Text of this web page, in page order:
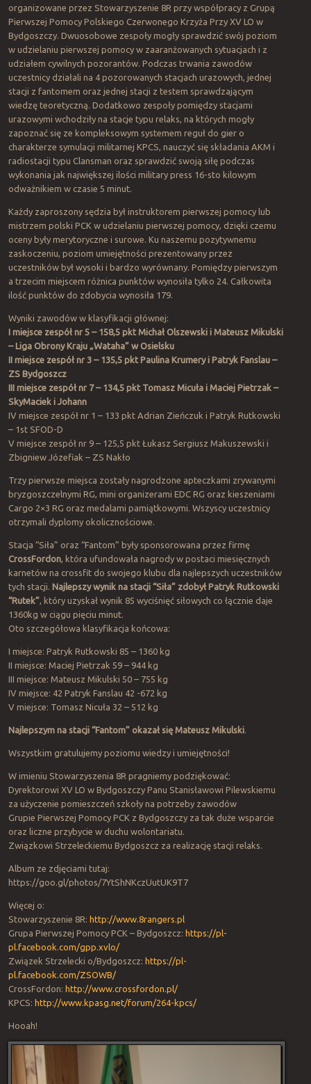
organizowane przez Stowarzyszenie 8R przy współpracy z Grupą
Pierwszej Pomocy Polskiego Czerwonego Krzyża Przy XV LO w
Bydgoszczy. Dwuosobowe zespoły mogły sprawdzić swój poziom
w udzielaniu pierwszej pomocy w zaaranżowanych sytuacjach i z
udziałem cywilnych pozorantów. Podczas trwania zawodów
uczestnicy działali na 4 pozorowanych stacjach urazowych, jednej
stacji z fantomem oraz jednej stacji z testem sprawdzającym
wiedzę teoretyczną. Dodatkowo zespoły pomiędzy stacjami
urazowymi wchodziły na stacje typu relaks, na których mogły
zapoznać się ze kompleksowym systemem reguł do gier o
charakterze symulacji militarnej KPCS, nauczyć się składania AKM i
radiostacji typu Clansman oraz sprawdzić swoją siłę podczas
wykonania jak największej ilości military press 16-sto kilowym
odważnikiem w czasie 5 minut.
Każdy zaproszony sędzia był instruktorem pierwszej pomocy lub
mistrzem polski PCK w udzielaniu pierwszej pomocy, dzięki czemu
oceny były merytoryczne i surowe. Ku naszemu pozytywnemu
zaskoczeniu, poziom umiejętności prezentowany przez
uczestników był wysoki i bardzo wyrównany. Pomiędzy pierwszym
a trzecim miejscem różnica punktów wynosiła tylko 24. Całkowita
ilość punktów do zdobycia wynosiła 179.
Wyniki zawodów w klasyfikacji głównej:
I miejsce zespół nr 5 – 158,5 pkt Michał Olszewski i Mateusz Mikulski
– Liga Obrony Kraju „Wataha” w Osielsku
II miejsce zespół nr 3 – 135,5 pkt Paulina Krumery i Patryk Fanslau –
ZS Bydgoszcz
III miejsce zespół nr 7 – 134,5 pkt Tomasz Micuła i Maciej Pietrzak –
SkyMaciek i Johann
IV miejsce zespół nr 1 – 133 pkt Adrian Zieńczuk i Patryk Rutkowski
– 1st SFOD-D
V miejsce zespół nr 9 – 125,5 pkt Łukasz Sergiusz Makuszewski i
Zbigniew Józefiak – ZS Nakło
Trzy pierwsze miejsca zostały nagrodzone apteczkami zrywanymi
bryzgoszczelnymi RG, mini organizerami EDC RG oraz kieszeniami
Cargo 2×3 RG oraz medalami pamiątkowymi. Wszyscy uczestnicy
otrzymali dyplomy okolicznościowe.
Stacja “Siła” oraz “Fantom” były sponsorowana przez firmę
CrossFordon, która ufundowała nagrody w postaci miesięcznych
karnetów na crossfit do swojego klubu dla najlepszych uczestników
tych stacji. Najlepszy wynik na stacji “Siła” zdobył Patryk Rutkowski
“Rutek”, który uzyskał wynik 85 wyciśnięć siłowych co łącznie daje
1360kg w ciągu pięciu minut.
Oto szczegółowa klasyfikacja końcowa:
I miejsce: Patryk Rutkowski 85 – 1360 kg
II miejsce: Maciej Pietrzak 59 – 944 kg
III miejsce: Mateusz Mikulski 50 – 755 kg
IV miejsce: 42 Patryk Fanslau 42 -672 kg
V miejsce: Tomasz Nicuła 32 – 512 kg
Najlepszym na stacji “Fantom” okazał się Mateusz Mikulski.
Wszystkim gratulujemy poziomu wiedzy i umiejętności!
W imieniu Stowarzyszenia 8R pragniemy podziękować:
Dyrektorowi XV LO w Bydgoszczy Panu Stanisławowi Pilewskiemu
za użyczenie pomieszczeń szkoły na potrzeby zawodów
Grupie Pierwszej Pomocy PCK z Bydgoszczy za tak duże wsparcie
oraz liczne przybycie w duchu wolontariatu.
Związkowi Strzeleckiemu Bydgoszcz za realizację stacji relaks.
Album ze zdjęciami tutaj:
https://goo.gl/photos/7YtShNKczUutUK9T7
Więcej o:
Stowarzyszenie 8R: http://www.8rangers.pl
Grupa Pierwszej Pomocy PCK – Bydgoszcz: https://pl-
pl.facebook.com/gpp.xvlo/
Związek Strzelecki o/Bydgoszcz: https://pl-
pl.facebook.com/ZSOWB/
CrossFordon: http://www.crossfordon.pl/
KPCS: http://www.kpasg.net/forum/264-kpcs/
Hooah!